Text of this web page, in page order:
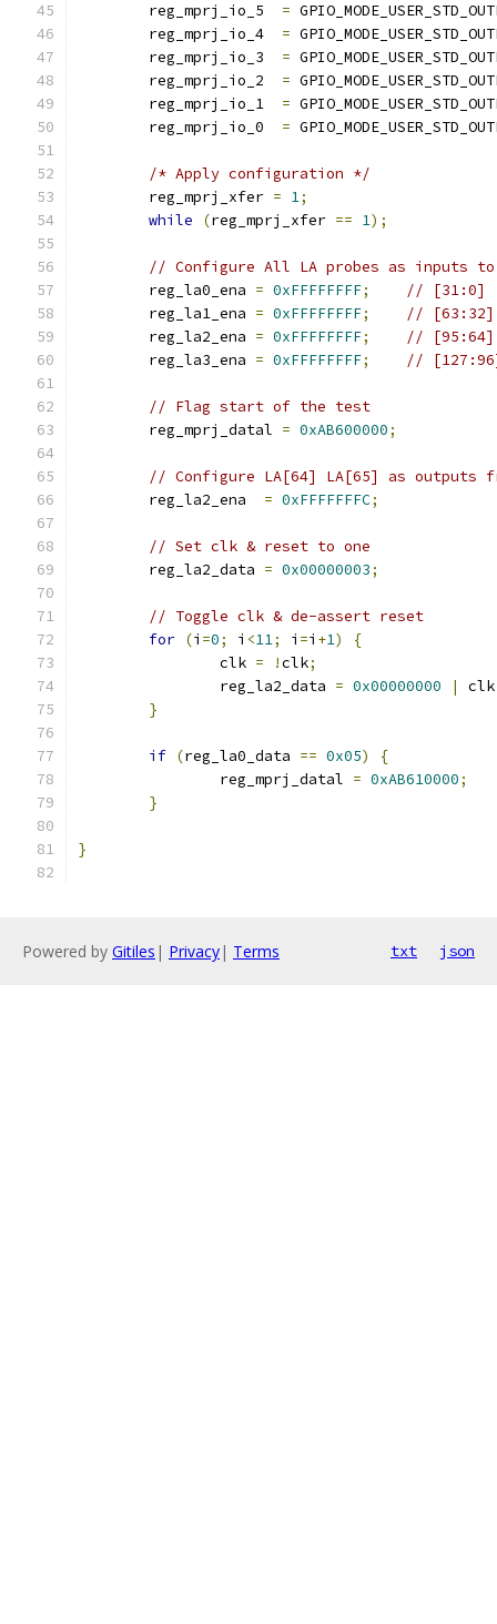
        reg_mprj_io_5
=
        reg_mprj_io_4
=
        reg_mprj_io_3
=
        reg_mprj_io_2
=
        reg_mprj_io_1
=
        reg_mprj_io_0
=
/* Apply configuration */
        reg_mprj_xfer
= 1;
while
(reg_mprj_xfer == 1);
// Configure All LA probes as inputs
	reg_la0_ena
= 0xFFFFFFFF;
// [31:0]
	reg_la1_ena
= 0xFFFFFFFF;
// [63:32]
	reg_la2_ena
= 0xFFFFFFFF;
// [95:64]
	reg_la3_ena
= 0xFFFFFFFF; //
// Flag start of the test
	reg_mprj_datal
= 0xAB600000;
// Configure LA[64] LA[65] as outputs
	reg_la2_ena
= 0xFFFFFFFC;
// Set clk & reset to one
	reg_la2_data
= 0x00000003;
// Toggle clk & de-assert reset
for (i =0; i <11; i =i +1)
{
		clk
= !clk;
		reg_la2_data
= 0x00000000 | clk
}
if (reg_la0_data == 0x05)
{
		reg_mprj_datal
= 0xAB610000;
}
}
Powered by Gitiles | Privacy| Terms txt json